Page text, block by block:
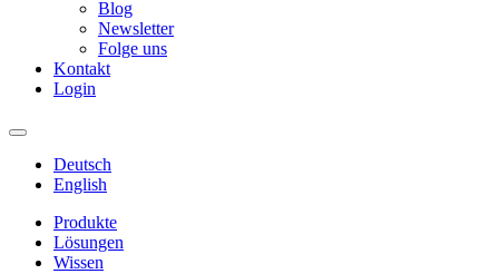
Blog
Newsletter
Folge uns
Kontakt
Login
Deutsch
English
Produkte
Lösungen
Wissen